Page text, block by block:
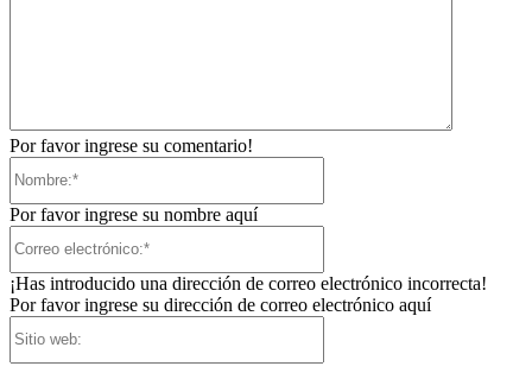
Por favor ingrese su comentario!
Por favor ingrese su nombre aquí
¡Has introducido una dirección de correo electrónico incorrecta!
Por favor ingrese su dirección de correo electrónico aquí